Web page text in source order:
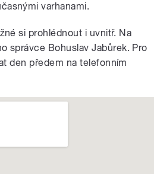
varhanami.
si prohlédnout i uvnitř. Na
správce Bohuslav Jabůrek. Pro
den předem na telefonním